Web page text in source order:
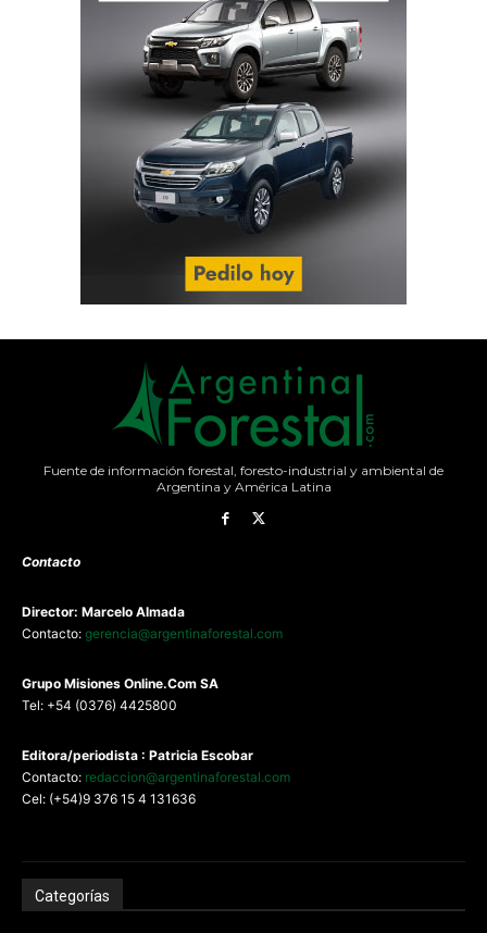
Fuente de información forestal, foresto-industrial y ambiental de
Argentina y América Latina
Contacto
Director: Marcelo Almada
Contacto: gerencia@argentinaforestal.com
Grupo Misiones Online.Com SA
Tel: +54 (0376) 4425800
Editora/periodista : Patricia Escobar
Contacto: redaccion@argentinaforestal.com
Cel: (+54)9 376 15 4 131636
Categorías